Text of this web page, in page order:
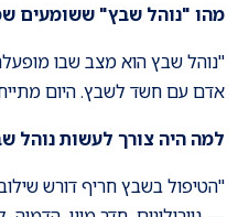
מהו "נוהל שבץ" ששומעים
"נוהל שבץ הוא מצב שבו
אדם עם חשד לשבץ. היום
למה היה צורך לעשות נוהל
"הטיפול בשבץ חריף דורש